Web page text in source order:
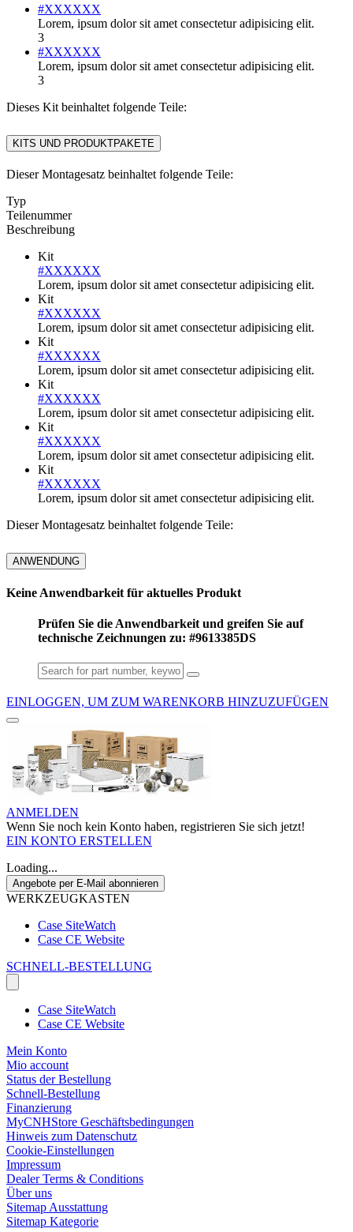
#XXXXXX
Lorem, ipsum dolor sit amet consectetur adipisicing elit.
3
#XXXXXX
Lorem, ipsum dolor sit amet consectetur adipisicing elit.
3
Dieses Kit beinhaltet folgende Teile:
KITS UND PRODUKTPAKETE
Dieser Montagesatz beinhaltet folgende Teile:
Typ
Teilenummer
Beschreibung
Kit
#XXXXXX
Lorem, ipsum dolor sit amet consectetur adipisicing elit.
Kit
#XXXXXX
Lorem, ipsum dolor sit amet consectetur adipisicing elit.
Kit
#XXXXXX
Lorem, ipsum dolor sit amet consectetur adipisicing elit.
Kit
#XXXXXX
Lorem, ipsum dolor sit amet consectetur adipisicing elit.
Kit
#XXXXXX
Lorem, ipsum dolor sit amet consectetur adipisicing elit.
Kit
#XXXXXX
Lorem, ipsum dolor sit amet consectetur adipisicing elit.
Dieser Montagesatz beinhaltet folgende Teile:
ANWENDUNG
Keine Anwendbarkeit für aktuelles Produkt
Prüfen Sie die Anwendbarkeit und greifen Sie auf
technische Zeichnungen zu: #9613385DS
EINLOGGEN, UM ZUM WARENKORB HINZUZUFÜGEN
ANMELDEN
Wenn Sie noch kein Konto haben, registrieren Sie sich jetzt!
EIN KONTO ERSTELLEN
Loading...
Angebote per E-Mail abonnieren
WERKZEUGKASTEN
Case SiteWatch
Case CE Website
SCHNELL-BESTELLUNG
Case SiteWatch
Case CE Website
Mein Konto
Mio account
Status der Bestellung
Schnell-Bestellung
Finanzierung
MyCNHStore Geschäftsbedingungen
Hinweis zum Datenschutz
Cookie-Einstellungen
Impressum
Dealer Terms & Conditions
Über uns
Sitemap Ausstattung
Sitemap Kategorie